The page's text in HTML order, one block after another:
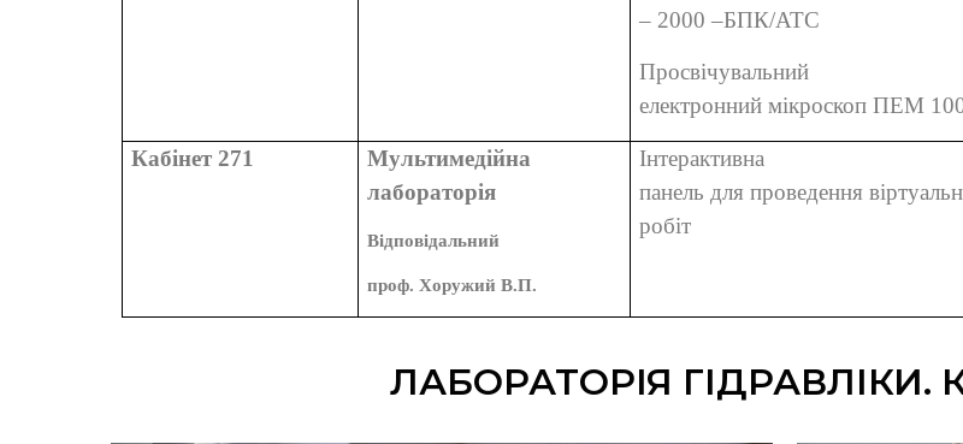
– 2000 –БПК/АТС
Просвічувальний
електронний мікроскоп ПЕМ
Кабінет 271
Мультимедійна
лабораторія
Відповідальний
проф. Хоружий В.П.
Інтерактивна
панель для проведення
робіт
ЛАБОРАТОРІЯ ГІДРАВЛІКИ.